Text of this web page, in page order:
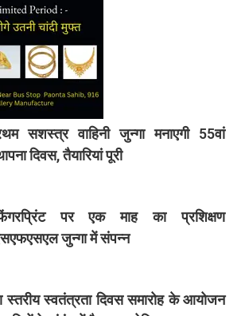
सशस्त्र वाहिनी जुन्गा मनाएगी 55वां
दिवस, तैयारियां पूरी
पर एक माह का प्रशिक्षण
जुन्गा में संपन्न
स्तरीय स्वतंत्रता दिवस समारोह के आयोजन